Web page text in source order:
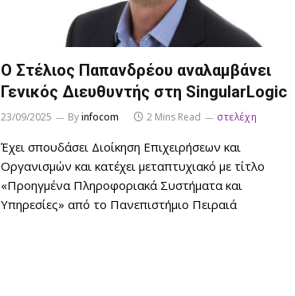
Ο Στέλιος Παπανδρέου αναλαμβάνει
Γενικός Διευθυντής στη SingularLogic
23/09/2025 Byinfocom 2 Mins Read στελέχη
Έχει σπουδάσει Διοίκηση Επιχειρήσεων και
Οργανισμών και κατέχει μεταπτυχιακό με τίτλο
«Προηγμένα Πληροφοριακά Συστήματα και
Υπηρεσίες» από το Πανεπιστήμιο Πειραιά